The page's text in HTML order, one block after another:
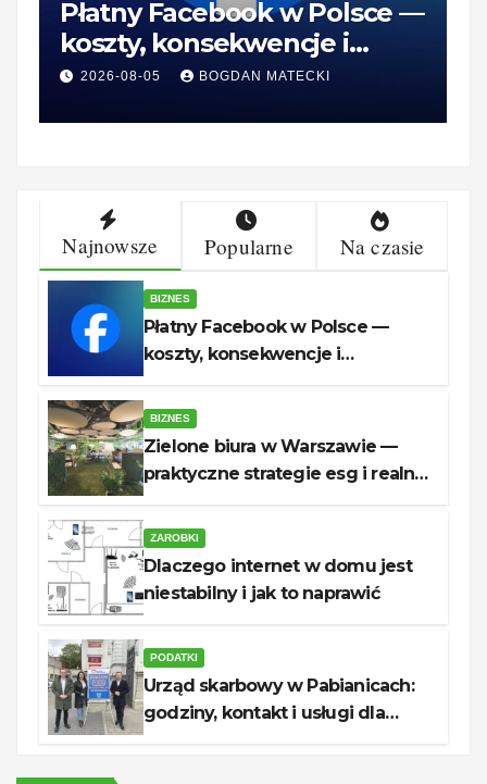
Płatny Facebook w Polsce —
koszty, konsekwencje i
rozwiązania dla firm
2026-08-05 BOGDAN MATECKI
Najnowsze Popularne Na czasie
BIZNES
Płatny Facebook w Polsce —
koszty, konsekwencje i
BIZNES
Zielone biura w Warszawie —
praktyczne strategie esg i realne
ZAROBKI
Dlaczego internet w domu jest
niestabilny i jak to naprawić
PODATKI
Urząd skarbowy w Pabianicach:
godziny, kontakt i usługi dla